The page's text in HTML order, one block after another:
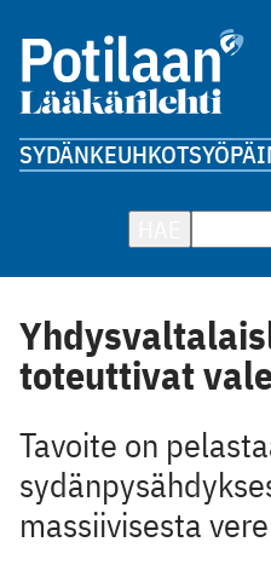
SYDÄNKEUHKOTSYÖPÄ
toteuttivat
Tavoite on
massiivisesta